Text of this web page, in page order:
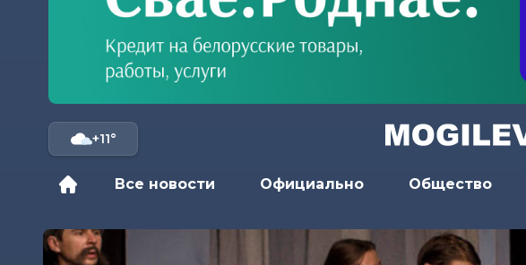
+11°
Все новости Официально Общество